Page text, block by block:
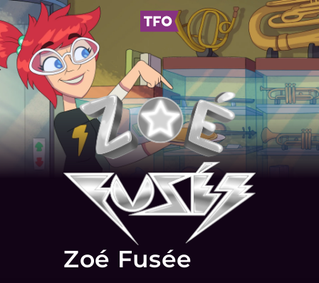
Zoé Fusée